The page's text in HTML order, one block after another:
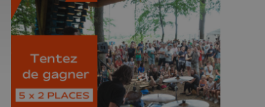
🎁 Gagnez 5x2
places pour le
Bucolique Ferrières
Festival 🌿🎶